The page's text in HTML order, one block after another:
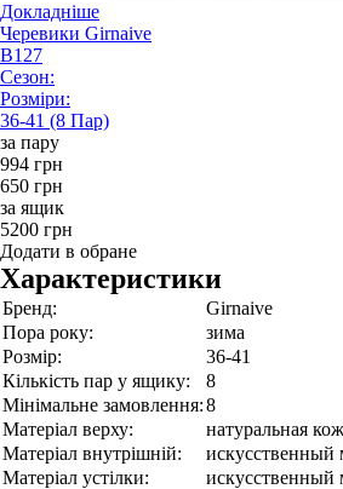
Докладніше
Черевики Girnaive
B127
Сезон:
Розміри:
36-41 (8 Пар)
за пару
994 грн
650 грн
за ящик
5200 грн
Додати в обране
Характеристики
Бренд:
Girnaive
Пора року:
зима
Розмір:
36-41
Кількість пар у ящику:
8
Мінімальне замовлення:8
Матеріал верху:
натуральная
Матеріал внутрішній:
искусственный
Матеріал устілки:
искусственный